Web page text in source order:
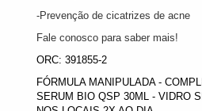
-Prevenção de cicatrizes de acne
Fale conosco para saber mais!
ORC: 391855-2
FÓRMULA MANIPULADA -
SERUM BIO QSP 30ML - VIDRO